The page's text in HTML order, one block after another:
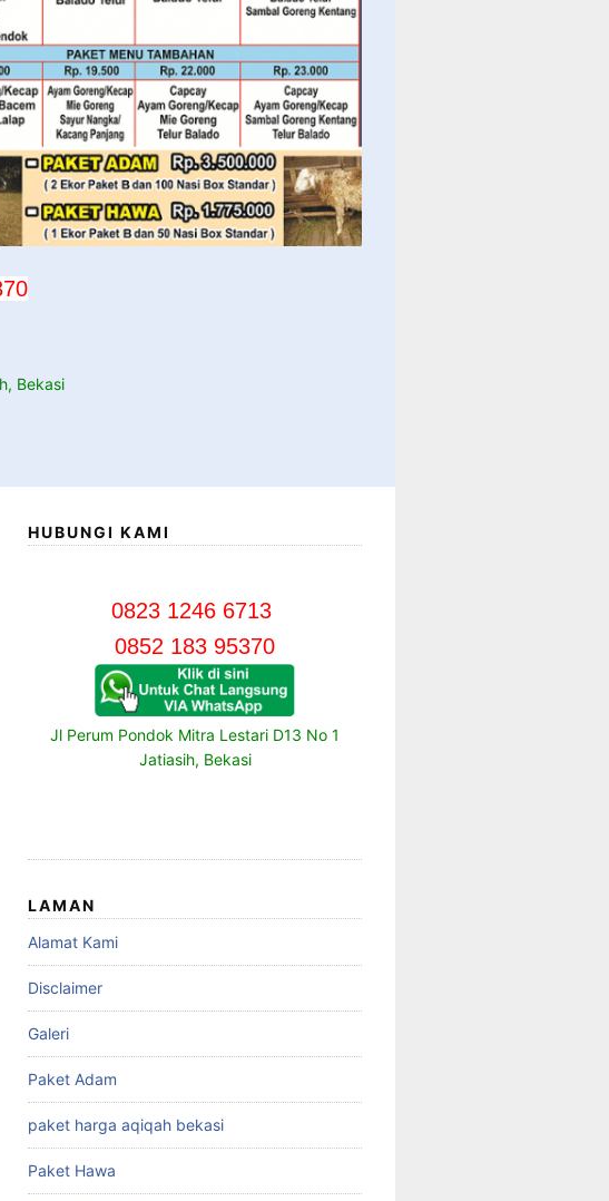
Bekasi
HUBUNGI KAMI
0823 1246 6713
0852 183 95370
Jl Perum Pondok Mitra Lestari D13 No 1
Jatiasih, Bekasi
LAMAN
Alamat Kami
Disclaimer
Galeri
Paket Adam
paket harga aqiqah bekasi
Paket Hawa